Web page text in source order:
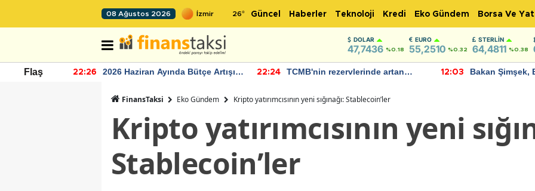
08 Ağustos 2026 26° Güncel Haberler Teknoloji Kredi Eko Gündem Borsa Ve
DOLAR
47,7436 %0.18
EURO
55,2510 %0.32
STERLIN
64,4811 %0.38
Flaş 22:26
2026 Haziran Ayında Bütçe Artışı
22:24
TCMB'nin rezervlerinde artan
12:03
Bakan Şimşek,
FinansTaksi Eko Gündem Kripto yatırımcısının yeni sığınağı: Stablecoin’ler
Kripto yatırımcısının yeni
Stablecoin’ler